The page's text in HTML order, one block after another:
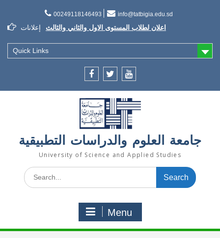
content
00249118146493 info@tatbigia.edu.sd
إعلانات
اعلان لطلاب المستوى الاول والثاني والثالث
Quick Links
جامعة العلوم والدراسات التطبيقية
University of Science and Applied Studies
Search
for:
Menu